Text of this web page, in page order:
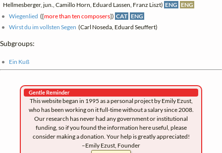
Hellmesberger, jun., Camillo Horn, Eduard Lassen, Franz Liszt) ENG ENG
Wiegenlied ([more than ten composers]) CAT ENG
Wirst du im vollsten Segen (Carl Noseda, Eduard Seuffert)
Subgroups:
Ein Kuß
Gentle Reminder
This website began in 1995 as a personal project by Emily Ezust,
who has been working on it full-time without a salary since 2008.
Our research has never had any government or institutional
funding, so if you found the information here useful, please
consider making a donation. Your help is greatly appreciated!
–Emily Ezust, Founder